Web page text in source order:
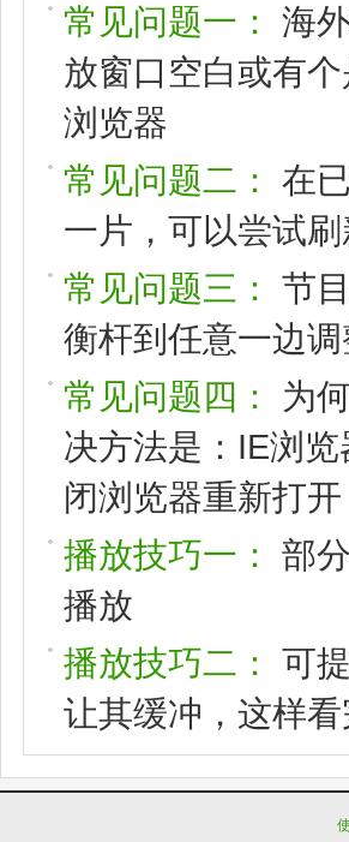
常见问题一：
海
放窗口空白或有
浏览器
常见问题二：
在
一片，可以尝试
常见问题三：
节
衡杆到任意一边调
常见问题四：
为
决方法是：IE浏
闭浏览器重新打开
播放技巧一：
部
播放
播放技巧二：
可
让其缓冲，这样